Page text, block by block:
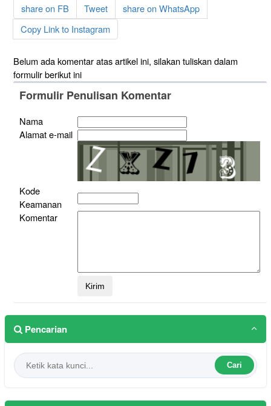
share on FB Tweet
share on WhatsApp
Copy Link to Instagram
Belum ada komentar atas artikel ini, silakan tuliskan dalam
formulir berikut ini
Formulir Penulisan Komentar
Nama
Alamat e-mail
Kode
Keamanan
Komentar
Pencarian
Cari